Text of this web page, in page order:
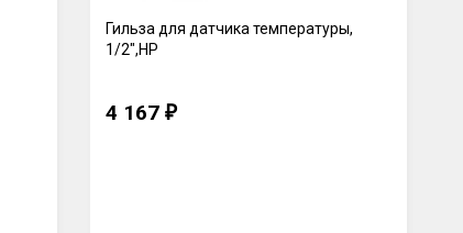
Гильза для датчика температуры,
1/2",НР
4 167 ₽